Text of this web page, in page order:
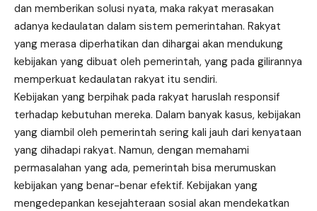
dan memberikan solusi nyata, maka rakyat merasakan
adanya kedaulatan dalam sistem pemerintahan. Rakyat
yang merasa diperhatikan dan dihargai akan mendukung
kebijakan yang dibuat oleh pemerintah, yang pada gilirannya
memperkuat kedaulatan rakyat itu sendiri.
Kebijakan yang berpihak pada rakyat haruslah responsif
terhadap kebutuhan mereka. Dalam banyak kasus, kebijakan
yang diambil oleh pemerintah sering kali jauh dari kenyataan
yang dihadapi rakyat. Namun, dengan memahami
permasalahan yang ada, pemerintah bisa merumuskan
kebijakan yang benar-benar efektif. Kebijakan yang
mengedepankan kesejahteraan sosial akan mendekatkan